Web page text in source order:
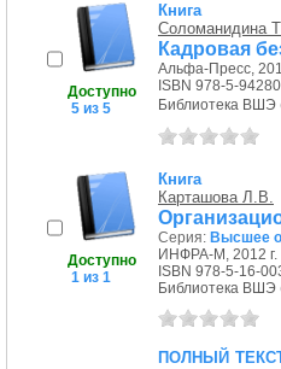
Доступно
5 из 5
Книга
Соломанидина
Кадровая
Альфа-Пресс,
ISBN 978-5-
Библиотека ВШЭ
Доступно
1 из 1
Книга
Карташова Л.В.
Серия: Высшее
ИНФРА-М, 2012 г.
ISBN 978-5-16-
Библиотека ВШЭ
полный